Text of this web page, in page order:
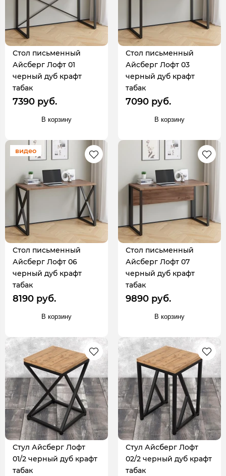
Стол письменный
Айсберг Лофт 01
черный дуб крафт
табак
7390 руб.
В корзину
Стол письменный
Айсберг Лофт 03
черный дуб крафт
табак
7090 руб.
В корзину
видео
Стол письменный
Айсберг Лофт 06
черный дуб крафт
табак
8190 руб.
В корзину
Стол письменный
Айсберг Лофт 07
черный дуб крафт
табак
9890 руб.
В корзину
Стул Айсберг Лофт
01/2 черный дуб крафт
табак
Стул Айсберг Лофт
02/2 черный дуб крафт
табак